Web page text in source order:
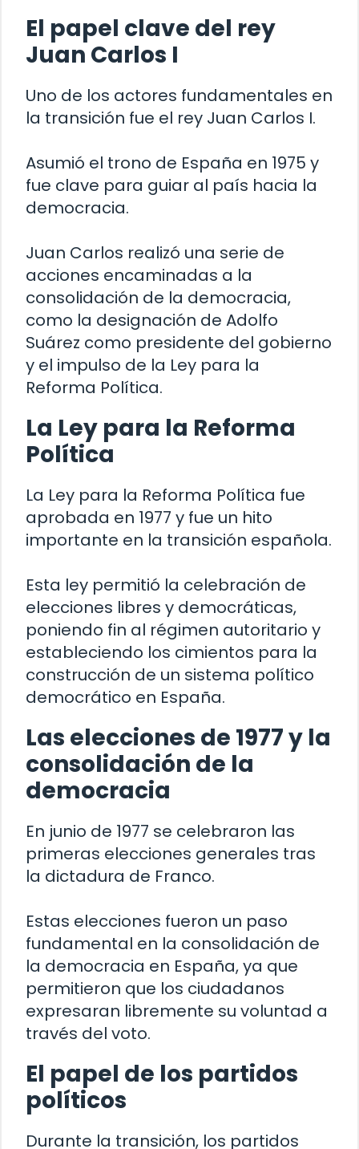
El papel clave del rey
Juan Carlos I
Uno de los actores fundamentales en
la transición fue el rey Juan Carlos I.
Asumió el trono de España en 1975 y
fue clave para guiar al país hacia la
democracia.
Juan Carlos realizó una serie de
acciones encaminadas a la
consolidación de la democracia,
como la designación de Adolfo
Suárez como presidente del gobierno
y el impulso de la Ley para la
Reforma Política.
La Ley para la Reforma
Política
La Ley para la Reforma Política fue
aprobada en 1977 y fue un hito
importante en la transición española.
Esta ley permitió la celebración de
elecciones libres y democráticas,
poniendo fin al régimen autoritario y
estableciendo los cimientos para la
construcción de un sistema político
democrático en España.
Las elecciones de 1977 y la
consolidación de la
democracia
En junio de 1977 se celebraron las
primeras elecciones generales tras
la dictadura de Franco.
Estas elecciones fueron un paso
fundamental en la consolidación de
la democracia en España, ya que
permitieron que los ciudadanos
expresaran libremente su voluntad a
través del voto.
El papel de los partidos
políticos
Durante la transición, los partidos